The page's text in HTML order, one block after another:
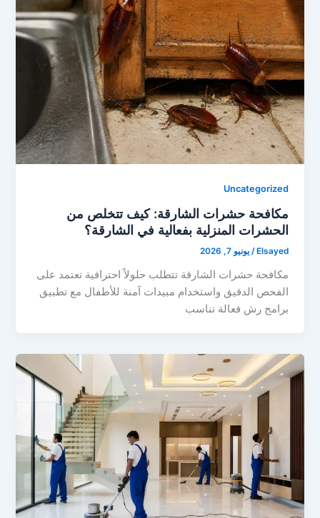
Uncategorized
مكافحة حشرات الشارقة: كيف تتخلص من
الحشرات المنزلية بفعالية في الشارقة؟
Elsayed
/يونيو 7, 2026
مكافحة حشرات الشارقة تتطلب حلولاً احترافية تعتمد على
الفحص الدقيق واستخدام مبيدات آمنة للأطفال مع تطبيق
برامج رش فعالة تناسب